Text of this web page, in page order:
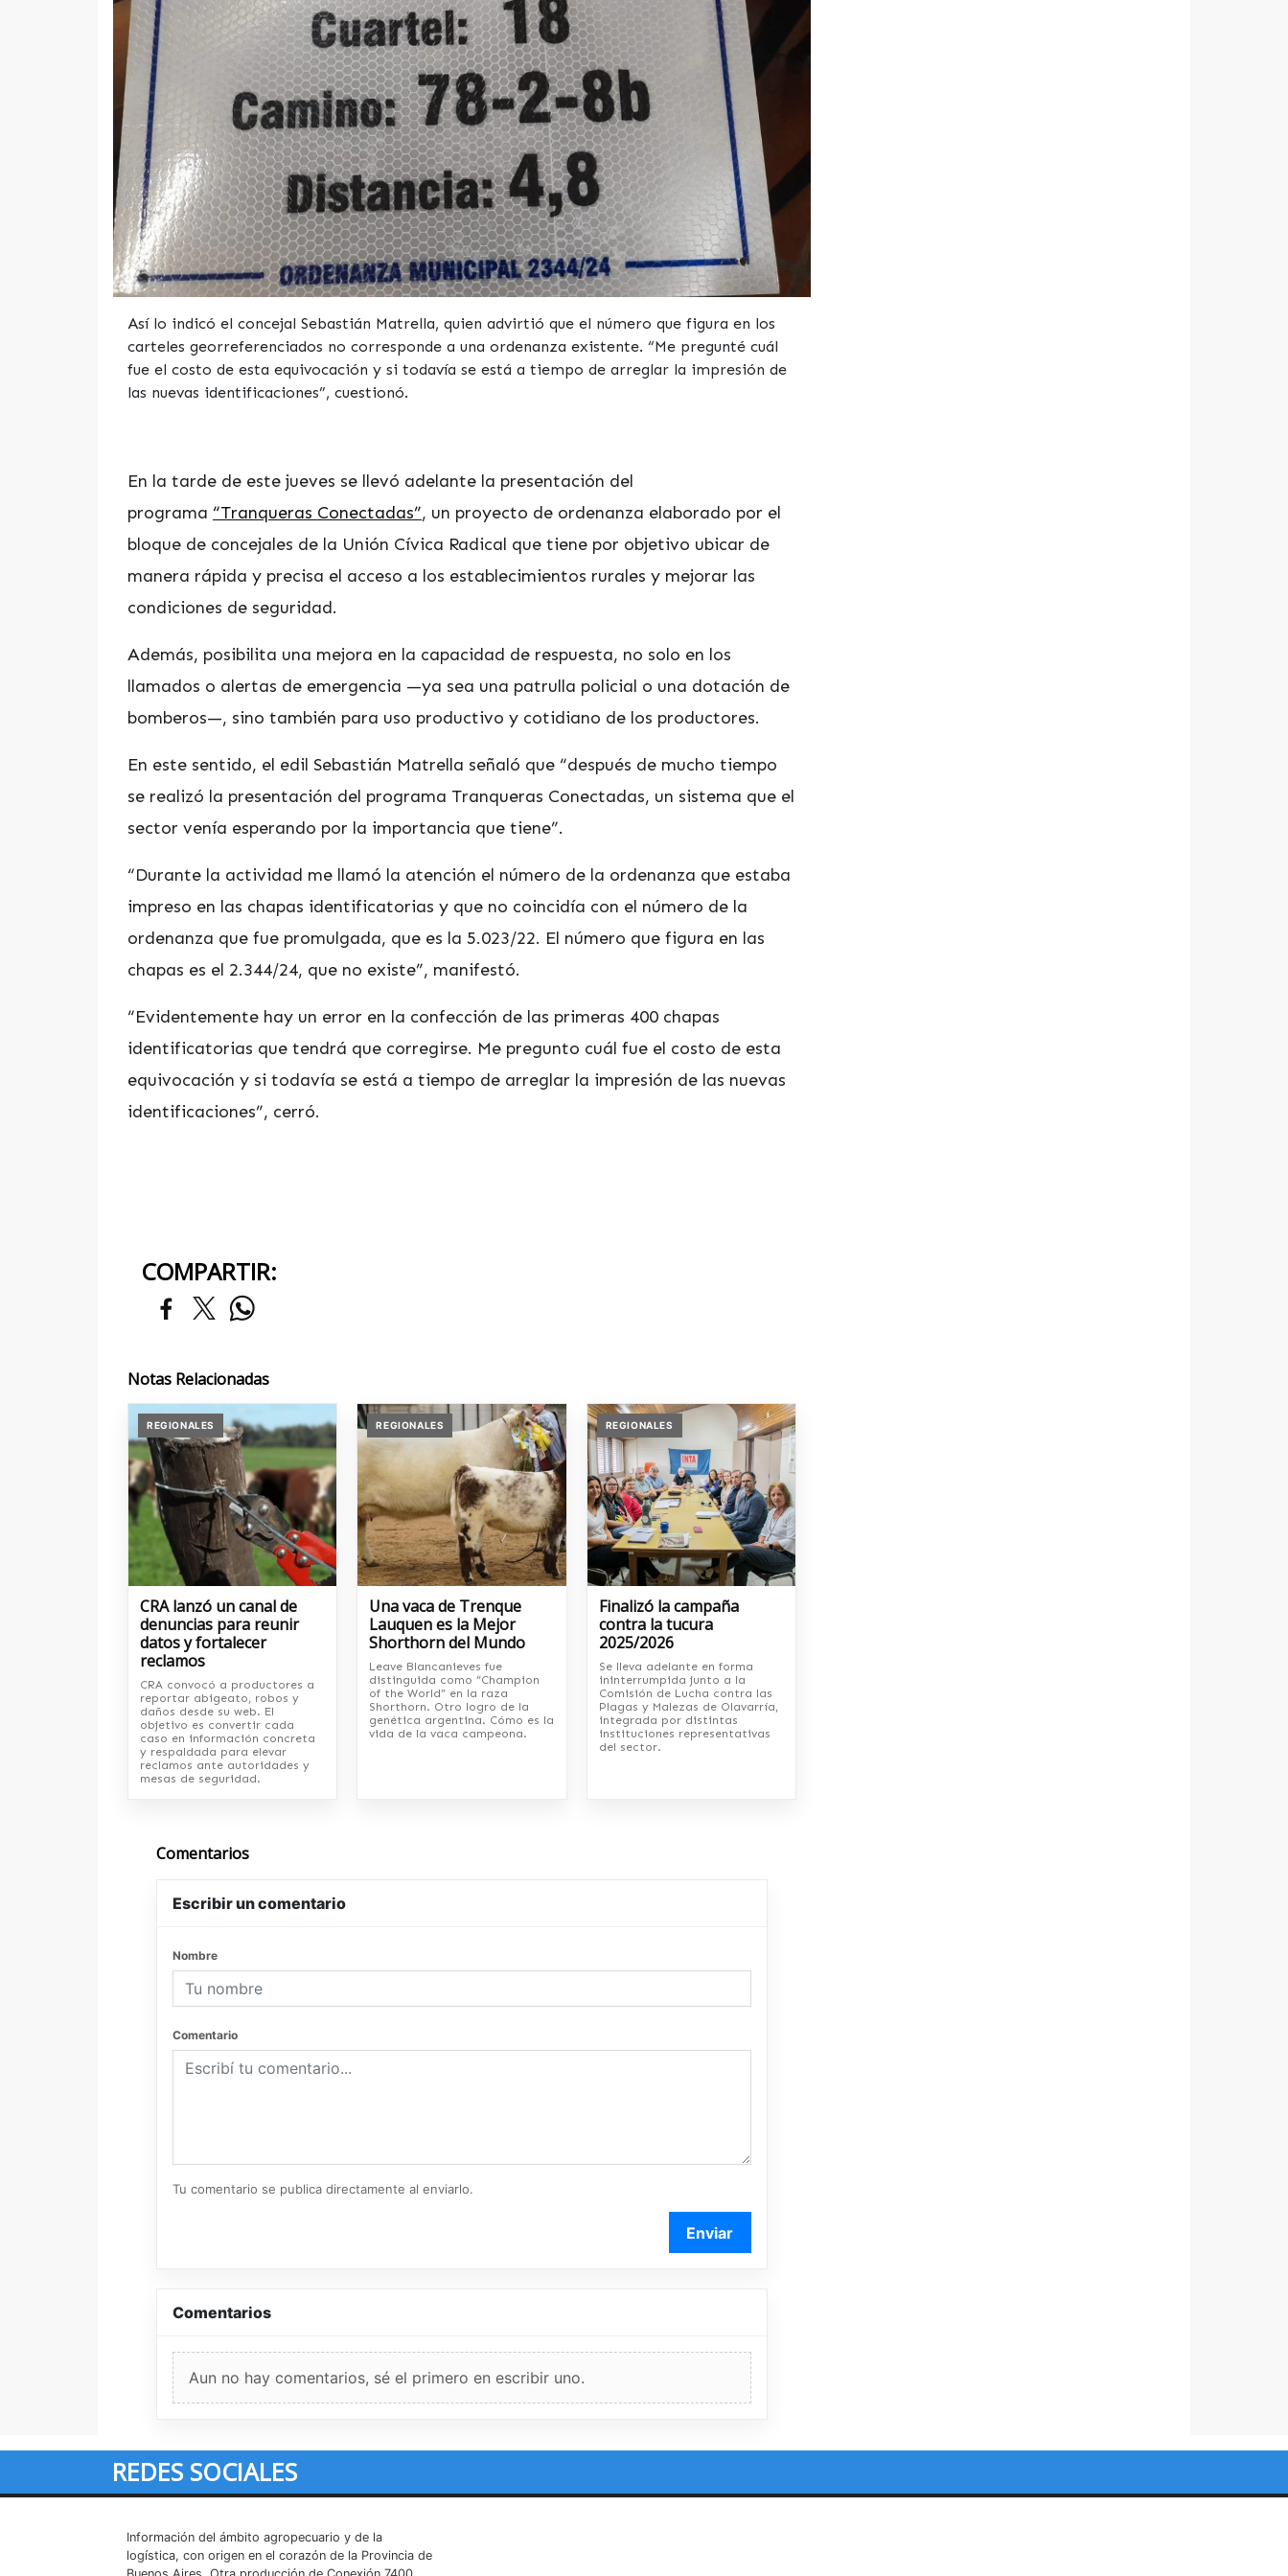
Así lo indicó el concejal Sebastián Matrella, quien advirtió que el número que figura en los
carteles georreferenciados no corresponde a una ordenanza existente. “Me pregunté cuál
fue el costo de esta equivocación y si todavía se está a tiempo de arreglar la impresión de
las nuevas identificaciones”, cuestionó.
En la tarde de este jueves se llevó adelante la presentación del
programa “Tranqueras Conectadas”, un proyecto de ordenanza elaborado por el
bloque de concejales de la Unión Cívica Radical que tiene por objetivo ubicar de
manera rápida y precisa el acceso a los establecimientos rurales y mejorar las
condiciones de seguridad.
Además, posibilita una mejora en la capacidad de respuesta, no solo en los
llamados o alertas de emergencia —ya sea una patrulla policial o una dotación de
bomberos—, sino también para uso productivo y cotidiano de los productores.
En este sentido, el edil Sebastián Matrella señaló que “después de mucho tiempo
se realizó la presentación del programa Tranqueras Conectadas, un sistema que el
sector venía esperando por la importancia que tiene”.
“Durante la actividad me llamó la atención el número de la ordenanza que estaba
impreso en las chapas identificatorias y que no coincidía con el número de la
ordenanza que fue promulgada, que es la 5.023/22. El número que figura en las
chapas es el 2.344/24, que no existe”, manifestó.
“Evidentemente hay un error en la confección de las primeras 400 chapas
identificatorias que tendrá que corregirse. Me pregunto cuál fue el costo de esta
equivocación y si todavía se está a tiempo de arreglar la impresión de las nuevas
identificaciones”, cerró.
COMPARTIR:
Notas Relacionadas
REGIONALES
CRA lanzó un canal de
denuncias para reunir
datos y fortalecer
reclamos
CRA convocó a productores a
reportar abigeato, robos y
daños desde su web. El
objetivo es convertir cada
caso en información concreta
y respaldada para elevar
reclamos ante autoridades y
mesas de seguridad.
REGIONALES
Una vaca de Trenque
Lauquen es la Mejor
Shorthorn del Mundo
Leave Blancanieves fue
distinguida como “Champion
of the World” en la raza
Shorthorn. Otro logro de la
genética argentina. Cómo es la
vida de la vaca campeona.
REGIONALES
Finalizó la campaña
contra la tucura
2025/2026
Se lleva adelante en forma
ininterrumpida junto a la
Comisión de Lucha contra las
Plagas y Malezas de Olavarría,
integrada por distintas
instituciones representativas
del sector.
Comentarios
Escribir un comentario
Nombre
Comentario
Tu comentario se publica directamente al enviarlo.
Enviar
Comentarios
Aun no hay comentarios, sé el primero en escribir uno.
REDES SOCIALES
Información del ámbito agropecuario y de la
logística, con origen en el corazón de la Provincia de